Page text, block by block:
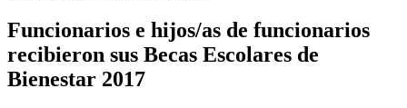
Funcionarios e hijos/as de funcionarios
recibieron sus Becas Escolares de
Bienestar 2017